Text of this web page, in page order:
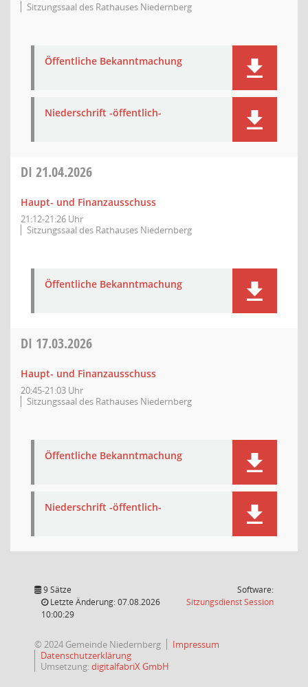
Sitzungssaal des Rathauses Niedernberg
Öffentliche Bekanntmachung
Niederschrift -öffentlich-
DI 21.04.2026
Haupt- und Finanzausschuss
21:12-21:26 Uhr
Sitzungssaal des Rathauses Niedernberg
Öffentliche Bekanntmachung
DI 17.03.2026
Haupt- und Finanzausschuss
20:45-21:03 Uhr
Sitzungssaal des Rathauses Niedernberg
Öffentliche Bekanntmachung
Niederschrift -öffentlich-
9 Sätze
Letzte Änderung: 07.08.2026
10:00:29
Software:
SitzungsdienstSession(Wird in
© 2024 Gemeinde Niedernberg
Impressum
Datenschutzerklärung
Umsetzung:digitalfabriX GmbH